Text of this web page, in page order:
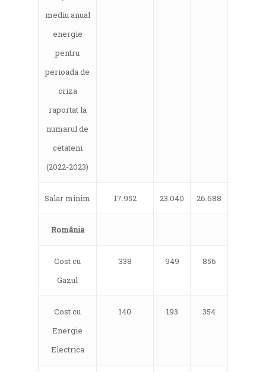
mediu anual
energie
pentru
perioada de
criza
raportat la
numarul de
cetateni
(2022-2023)
Salar minim 17.952 23.040 26.688
România
Cost cu
Gazul
338 949 856
Cost cu
Energie
Electrica
140 193 354